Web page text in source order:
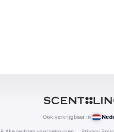
Ook verkrijgbaar in